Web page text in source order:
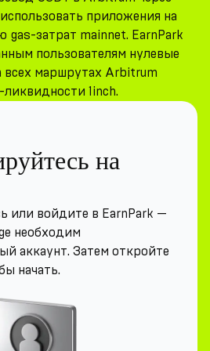
приложения на
gas-затрат mainnet. EarnPark
пользователям нулевые
всех маршрутах Arbitrum
1inch.
на
или войдите в EarnPark —
необходим
аккаунт. Затем откройте
начать.